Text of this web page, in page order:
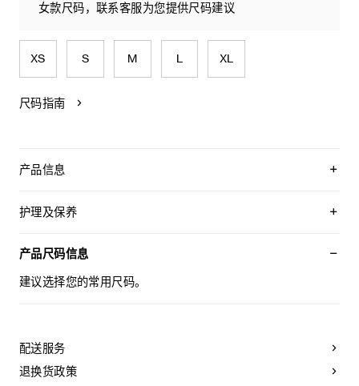
女款尺码，联系客服为您提供尺码建议
XS S M L XL
尺码指南
产品信息
TRIOMPHE刺绣
衣领饰有罗纹饰边
编号：RX0M43O24.01MA
护理及保养
仅使用不含漂白剂的洗衣产品。
悬挂晾干，无需脱水。
产品尺码信息
建议选择您的常用尺码。
配送服务
退换货政策